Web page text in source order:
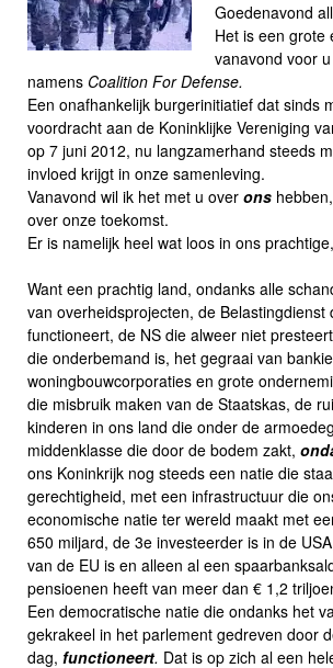
Goedenavond
Het is een grote
vanavond voor
namens Coalition For Defense.
Een onafhankelijk burgerinitiatief dat sinds
voordracht aan de Koninklijke Vereniging
op 7 juni 2012, nu langzamerhand steeds
invloed krijgt in onze samenleving.
Vanavond wil ik het met u over ons
over onze toekomst.
Er is namelijk heel wat loos in ons
Want een prachtig land, ondanks alle
van overheidsprojecten, de Belastingdienst
functioneert, de NS die alweer niet
die onderbemand is, het gegraai van
woningbouwcorporaties en grote
die misbruik maken van de Staatskas, de
kinderen in ons land die onder de
middenklasse die door de bodem zakt,
ons Koninkrijk nog steeds een natie die
gerechtigheid, met een infrastructuur die
economische natie ter wereld maakt met
650 miljard, de 3e investeerder is in de
van de EU is en alleen al een
pensioenen heeft van meer dan € 1,2
Een democratische natie die ondanks het
gekrakeel in het parlement gedreven door
dag, functioneert. Dat is op zich al een